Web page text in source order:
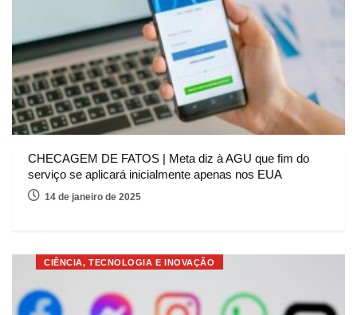
CHECAGEM DE FATOS | Meta diz à AGU que fim do
serviço se aplicará inicialmente apenas nos EUA
14 de janeiro de 2025
CIÊNCIA, TECNOLOGIA E INOVAÇÃO